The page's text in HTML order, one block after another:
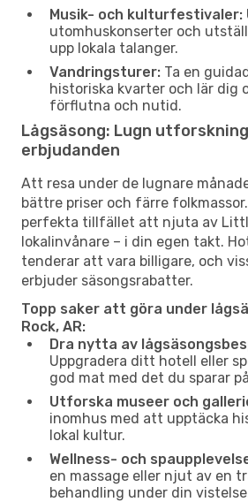
Musik- och kulturfestivaler:
utomhuskonserter och
upp lokala talanger.
Vandringsturer: Ta en
historiska kvarter och lär dig
förflutna och nutid.
Lågsäsong: Lugn
erbjudanden
Att resa under de lugnare
bättre priser och färre
perfekta tillfället att njuta av
lokalinvånare – i din egen takt.
tenderar att vara billigare, och
erbjuder säsongsrabatter.
Topp saker att göra under
Rock, AR:
Dra nytta av
Uppgradera ditt hotell eller
god mat med det du sparar
Utforska museer och
inomhus med att upptäcka
lokal kultur.
Wellness- och
en massage eller njut av en
behandling under din